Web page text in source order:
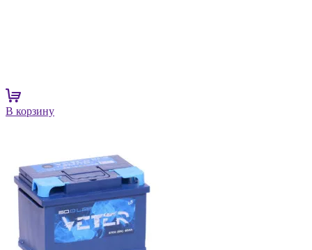
В корзину